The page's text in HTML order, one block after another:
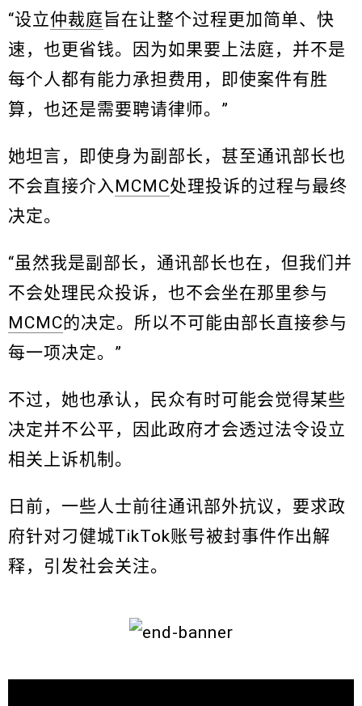
“设立仲裁庭旨在让整个过程更加简单、快
速，也更省钱。因为如果要上法庭，并不是
每个人都有能力承担费用，即使案件有胜
算，也还是需要聘请律师。”
她坦言，即使身为副部长，甚至通讯部长也
不会直接介入MCMC处理投诉的过程与最终
决定。
“虽然我是副部长，通讯部长也在，但我们并
不会处理民众投诉，也不会坐在那里参与
MCMC的决定。所以不可能由部长直接参与
每一项决定。”
不过，她也承认，民众有时可能会觉得某些
决定并不公平，因此政府才会透过法令设立
相关上诉机制。
日前，一些人士前往通讯部外抗议，要求政
府针对刁健城TikTok账号被封事件作出解
释，引发社会关注。